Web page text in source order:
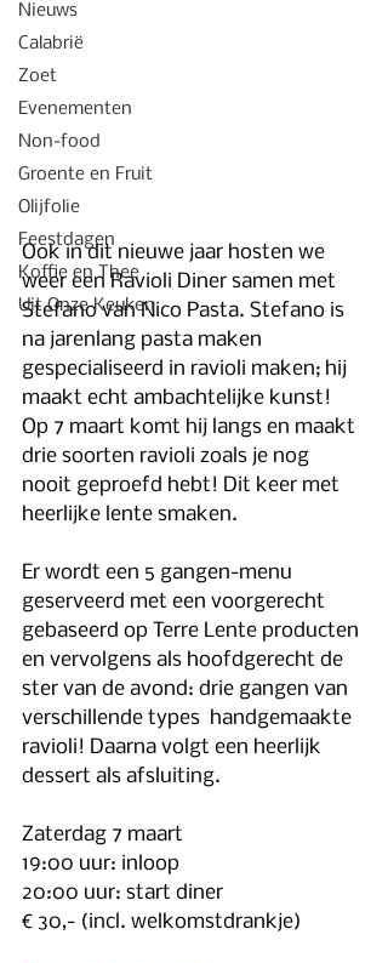
Nieuws
Calabrië
Zoet
Evenementen
Non-food
Groente en Fruit
Olijfolie
Feestdagen
Koffie en Thee
Uit Onze Keuken
Ook in dit nieuwe jaar hosten we
weer een Ravioli Diner samen met
Stefano van Nico Pasta. Stefano is
na jarenlang pasta maken
gespecialiseerd in ravioli maken; hij
maakt echt ambachtelijke kunst!
Op 7 maart komt hij langs en maakt
drie soorten ravioli zoals je nog
nooit geproefd hebt! Dit keer met
heerlijke lente smaken.
Er wordt een 5 gangen-menu
geserveerd met een voorgerecht
gebaseerd op Terre Lente producten
en vervolgens als hoofdgerecht de
ster van de avond: drie gangen van
verschillende types  handgemaakte
ravioli! Daarna volgt een heerlijk
dessert als afsluiting.
Zaterdag 7 maart
19:00 uur: inloop
20:00 uur: start diner
€ 30,- (incl. welkomstdrankje)